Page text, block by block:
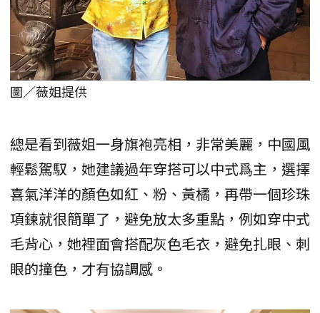
圖／薇姐提供
總是看到薇姐一身旗袍亮相，非常美麗，中國風
輕鬆駕馭，她建議過年穿搭可以中式爲主，選擇
喜氣洋洋的顏色如紅、粉、黃橘，再帶一個珍珠
項鍊就很簡單了，避免放太多重點，例如穿中式
毛背心，她裡面會搭配灰色毛衣，避免扎眼、刺
眼的撞色，才有協調感。